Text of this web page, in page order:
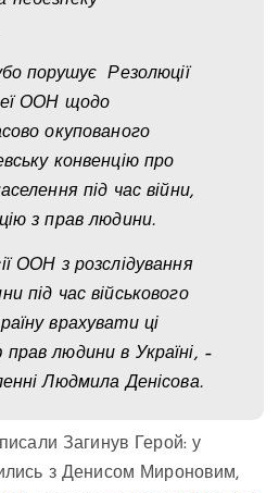
порушує Резолюції
ООН щодо
окупованого
конвенцію про
під час війни,
з прав людини.
ООН з розслідування
під час військового
врахувати ці
людини в Україні, –
Людмила Денісова.
Загинув Герой: у
з Денисом Мироновим,